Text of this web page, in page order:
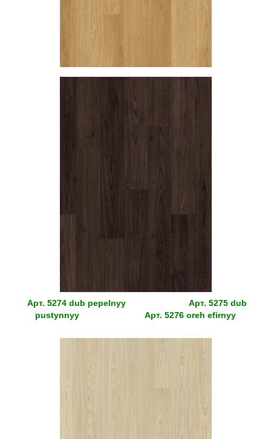
Арт. 5274 dub pepelnyy Арт. 5275 dub
pustynnyy Арт. 5276 oreh efirnyy